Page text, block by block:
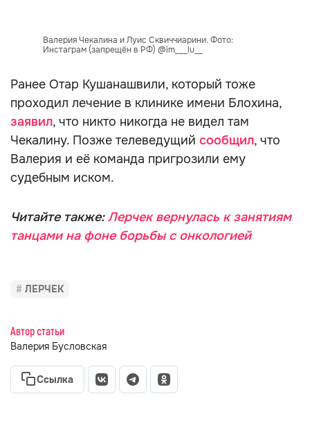
Валерия Чекалина и Луис Сквиччиарини. Фото:
Инстаграм (запрещён в РФ) @im___lu__
Ранее Отар Кушанашвили, который тоже
проходил лечение в клинике имени Блохина,
заявил, что никто никогда не видел там
Чекалину. Позже телеведущий сообщил, что
Валерия и её команда пригрозили ему
судебным иском.
Читайте также:Лерчек вернулась к занятиям
танцами на фоне борьбы с онкологией
ЛЕРЧЕК
Автор статьи
Валерия Бусловская
Ссылка